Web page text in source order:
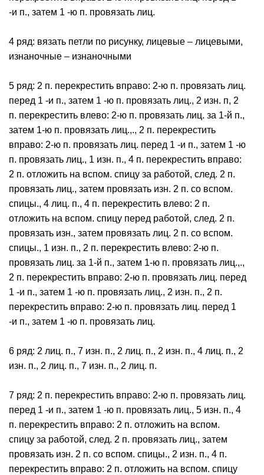
-и п., затем 1 -ю п. провязать лиц.
4 ряд: вязать петли по рисунку, лицевые – лицевыми,
изнаночные – изнаночными
5 ряд: 2 п. перекрестить вправо: 2-ю п. провязать лиц.
перед 1 -и п., затем 1 -ю п. провязать лиц., 2 изн. п, 2
п. перекрестить влево: 2-ю п. провязать лиц. за 1-й п.,
затем 1-ю п. провязать лиц.,., 2 п. перекрестить
вправо: 2-ю п. провязать лиц. перед 1 -и п., затем 1 -ю
п. провязать лиц., 1 изн. п., 4 п. перекрестить вправо:
2 п. отложить на вспом. спицу за работой, след. 2 п.
провязать лиц., затем провязать изн. 2 п. со вспом.
спицы., 4 лиц. п., 4 п. перекрестить влево: 2 п.
отложить на вспом. спицу перед работой, след. 2 п.
провязать изн., затем провязать лиц. 2 п. со вспом.
спицы., 1 изн. п., 2 п. перекрестить влево: 2-ю п.
провязать лиц. за 1-й п., затем 1-ю п. провязать лиц.,.,
2 п. перекрестить вправо: 2-ю п. провязать лиц. перед
1 -и п., затем 1 -ю п. провязать лиц., 2 изн. п., 2 п.
перекрестить вправо: 2-ю п. провязать лиц. перед 1
-и п., затем 1 -ю п. провязать лиц.
6 ряд: 2 лиц. п., 7 изн. п., 2 лиц. п., 2 изн. п., 4 лиц. п., 2
изн. п., 2 лиц. п., 7 изн. п., 2 лиц. п.
7 ряд: 2 п. перекрестить вправо: 2-ю п. провязать лиц.
перед 1 -и п., затем 1 -ю п. провязать лиц., 5 изн. п., 4
п. перекрестить вправо: 2 п. отложить на вспом.
спицу за работой, след. 2 п. провязать лиц., затем
провязать изн. 2 п. со вспом. спицы., 2 изн. п., 4 п.
перекрестить вправо: 2 п. отложить на вспом. спицу